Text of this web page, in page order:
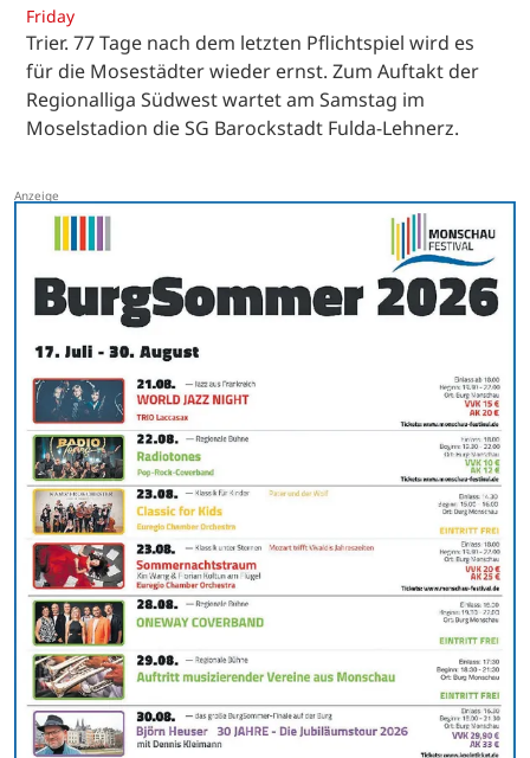
Friday
Trier. 77 Tage nach dem letzten Pflichtspiel wird es
für die Mosestädter wieder ernst. Zum Auftakt der
Regionalliga Südwest wartet am Samstag im
Moselstadion die SG Barockstadt Fulda-Lehnerz.